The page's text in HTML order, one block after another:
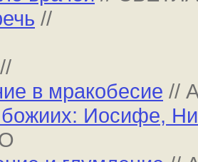
//
//
в мракобесие //
Иосифе,